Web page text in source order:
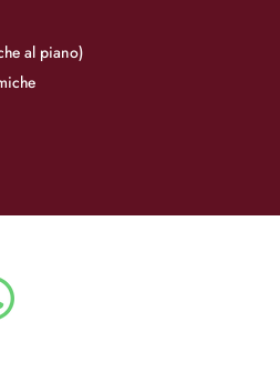
al piano)